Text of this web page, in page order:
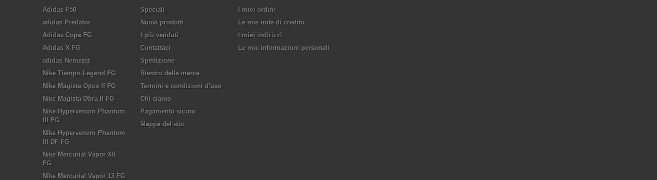
Adidas F50
adidas Predator
Adidas Copa FG
Adidas X FG
adidas Nemeziz
Nike Tiempo Legend FG
Nike Magista Opus II FG
Nike Magista Obra II FG
Nike Hypervenom Phantom
III FG
Nike Hypervenom Phantom
III DF FG
Nike Mercurial Vapor XII
FG
Nike Mercurial Vapor 13 FG
Speciali
Nuovi prodotti
I più venduti
Contattaci
Spedizione
Rientro della merce
Termini e condizioni d'uso
Chi siamo
Pagamento sicuro
Mappa del sito
I miei ordini
Le mie note di credito
I miei indirizzi
Le mie informazioni personali